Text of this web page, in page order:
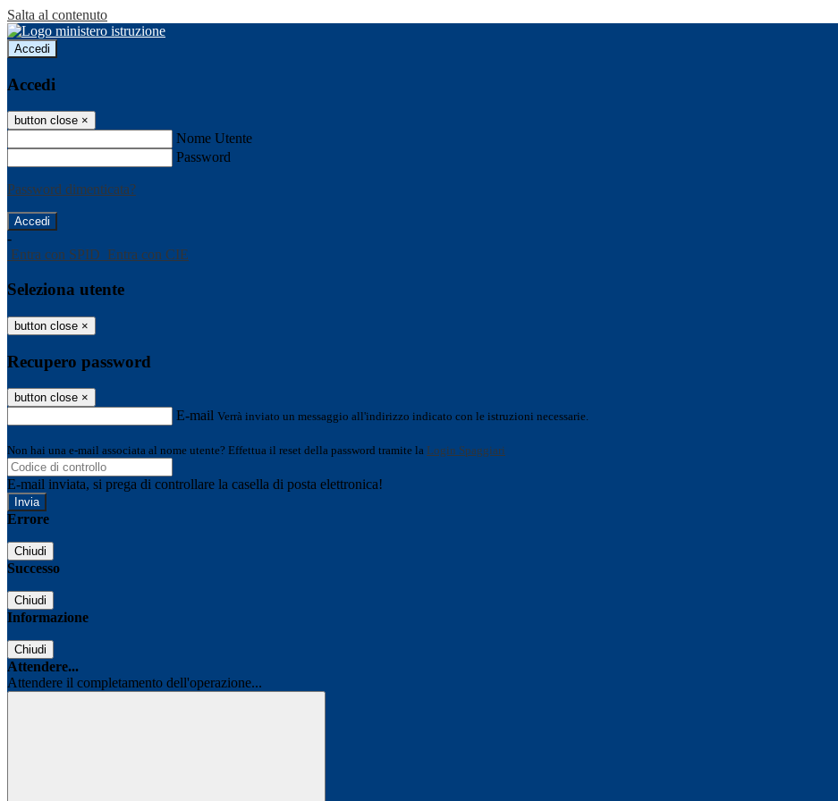
Salta al contenuto
Accedi
Accedi
button close ×
Nome Utente
Password
Password dimenticata?
-
Entra con SPID Entra con CIE
Seleziona utente
button close ×
Recupero password
button close ×
E-mail Verrà inviato un messaggio all'indirizzo indicato con le istruzioni necessarie.
Non hai una e-mail associata al nome utente? Effettua il reset della password tramite la Login Spaggiari
E-mail inviata, si prega di controllare la casella di posta elettronica!
Errore
Chiudi
Successo
Chiudi
Informazione
Chiudi
Attendere...
Attendere il completamento dell'operazione...